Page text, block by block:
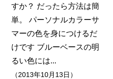
すか？ だったら方法は簡
単。 パーソナルカラーサ
マーの色を身につけるだ
けです ブルーベースの明
るい色には...
（2013年10月13日）